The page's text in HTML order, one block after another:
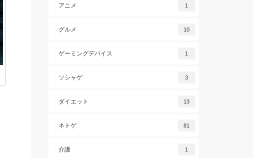
アニメ 1
グルメ 10
ゲーミングデバイス 1
ソシャゲ 3
ダイエット 13
ネトゲ 81
介護 1